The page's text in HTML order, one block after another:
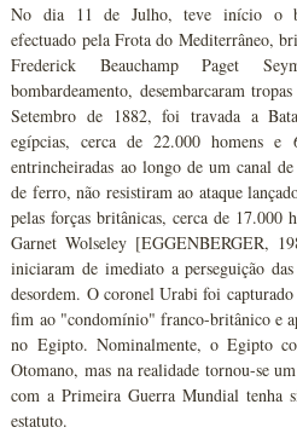
No dia 11 de Julho, teve início o
efectuado pela Frota do Mediterrâneo,
Frederick Beauchamp Paget
bombardeamento, desembarcaram
Setembro de 1882, foi travada a
egípcias, cerca de 22.000 homens
entrincheiradas ao longo de um canal
de ferro, não resistiram ao ataque
pelas forças britânicas, cerca de 17.000
Garnet Wolseley [EGGENBERGER,
iniciaram de imediato a perseguição
desordem. O coronel Urabi foi
fim ao "condomínio" franco-britânico e
no Egipto. Nominalmente, o Egipto
Otomano, mas na realidade tornou-se
com a Primeira Guerra Mundial tenha
estatuto.